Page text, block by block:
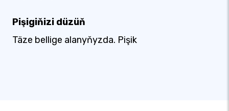
Pişigiňizi düzüň
Täze bellige alanyňyzda. Pişik